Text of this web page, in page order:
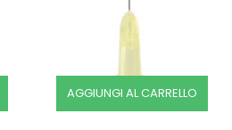
AGGIUNGI AL CARRELLO